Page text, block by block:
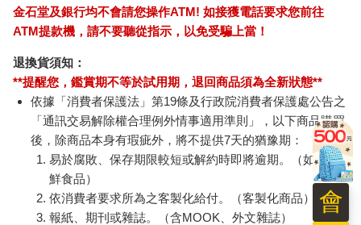
金石堂及銀行均不會請您操作ATM! 如接獲電話要求您前往
ATM提款機，請不要聽從指示，以免受騙上當！
退換貨須知：
**提醒您，鑑賞期不等於試用期，退回商品須為全新狀態**
依據「消費者保護法」第19條及行政院消費者保護處公告之
「通訊交易解除權合理例外情事適用準則」，以下商品購買
後，除商品本身有瑕疵外，將不提供7天的猶豫期：
易於腐敗、保存期限較短或解約時即將逾期。（如：生
鮮食品）
依消費者要求所為之客製化給付。（客製化商品）
報紙、期刊或雜誌。（含MOOK、外文雜誌）
會